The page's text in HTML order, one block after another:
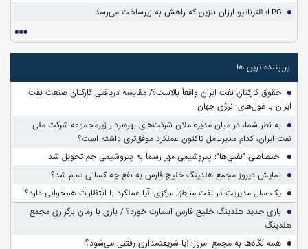
LPG؛ آلترناتیو ارزان بنزین که راهش به زیرساخت می‌رسد
پربیننده ترین ها
حقوق کارکنان نفت ایران واقعاً بالاست؟/ مقایسه دریافتی کارکنان صنعت نفت
ایران با غول‌های انرژی جهان
به نظر شما، در میان مدیرعاملان شرکت‌های بهره‌بردار زیرمجموعه شرکت ملی
نفت ایران، کدام مدیرعامل تاکنون عملکرد موفق‌تری داشته است؟
اختصاصی "نفتی‌ها": پتروشیمی مهر رسماً به پتروشیمی جم تحویل شد
نمایش دیروز مجمع هلدینگ خلیج فارس به نفع چه کسانی تمام شد؟
یک سال مدیریت در نفت مناطق مرکزی؛ آیا عملکرد با انتظارات همخوانی دارد؟
بازی جدید هلدینگ خلیج فارس استارت خورد؟ / بازی با زمان برگزاری مجمع
هلدینگ
همه نگاه‌ها به مجمع امروز؛ آیا شریعتمداری رفتنی می‌شود؟